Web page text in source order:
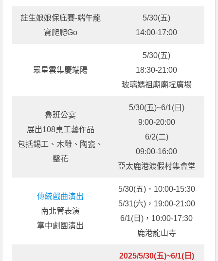
註生娘娘保庇賽-端午龍
寶爬爬Go
5/30(五)
14:00-17:00
眾星雲集慶端陽
5/30(五)
18:30-21:00
玻璃媽祖廟廟埕廣場
魯班公宴
展出108桌工藝作品
包括錫工、木雕、陶瓷、
鑿花
5/30(五)~6/1(日)
9:00-20:00
6/2(二)
09:00-16:00
亞太鹿港渡假村集會堂
傳統戲曲演出
南北管表演
掌中劇團演出
5/30(五)，10:00-15:30
5/31(六)，19:00-21:00
6/1(日)，10:00-17:30
鹿港龍山寺
2025/5/30(五)~6/1(日)